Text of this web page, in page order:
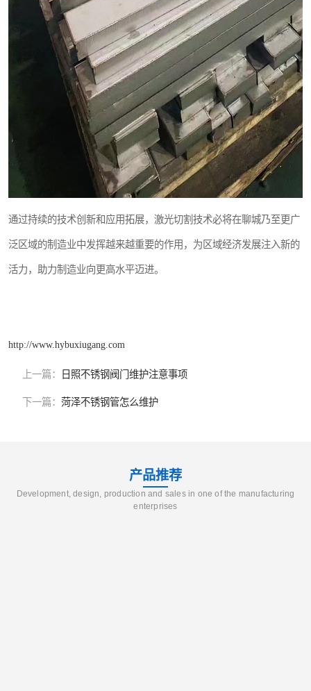
通过持续的技术创新和应用拓展，激光切割技术必将在聊城乃至更广
泛区域的制造业中发挥越来越重要的作用，为区域经济发展注入新的
活力，助力制造业向更高水平迈进。
http://www.hybuxiugang.com
上一篇： 日照不锈钢阀门维护注意事项
下一篇： 菏泽不锈钢管怎么维护
产品推荐
Development, design, production and sales in one of the manufacturing
enterprises